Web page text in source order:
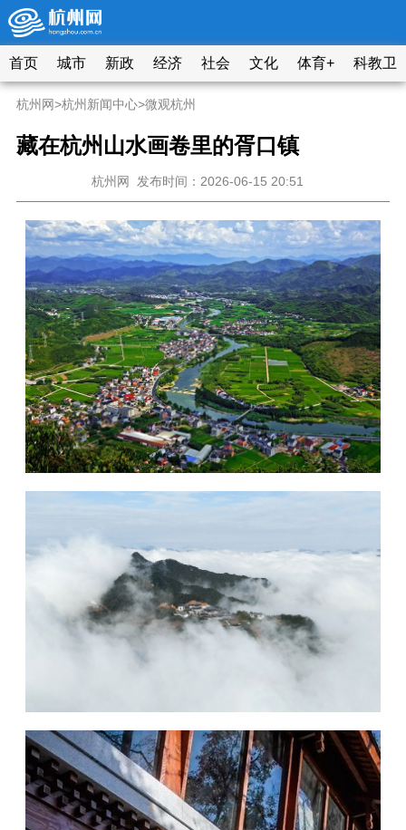
首页 城市 新政 经济 社会 文化 体育+ 科教卫
杭州网>杭州新闻中心>微观杭州
藏在杭州山水画卷里的胥口镇
杭州网 发布时间：2026-06-15 20:51